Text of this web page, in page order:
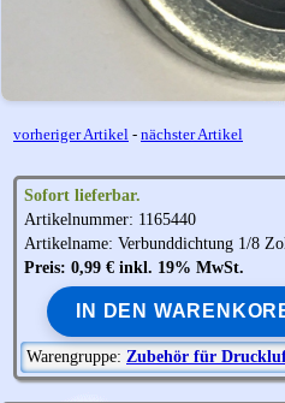
vorheriger Artikel - nächster Artikel
Sofort lieferbar.
Artikelnummer: 1165440
Artikelname: Verbunddichtung 1/8
Preis: 0,99 € inkl. 19% MwSt.
IN DEN
Warengruppe: Zubehör für